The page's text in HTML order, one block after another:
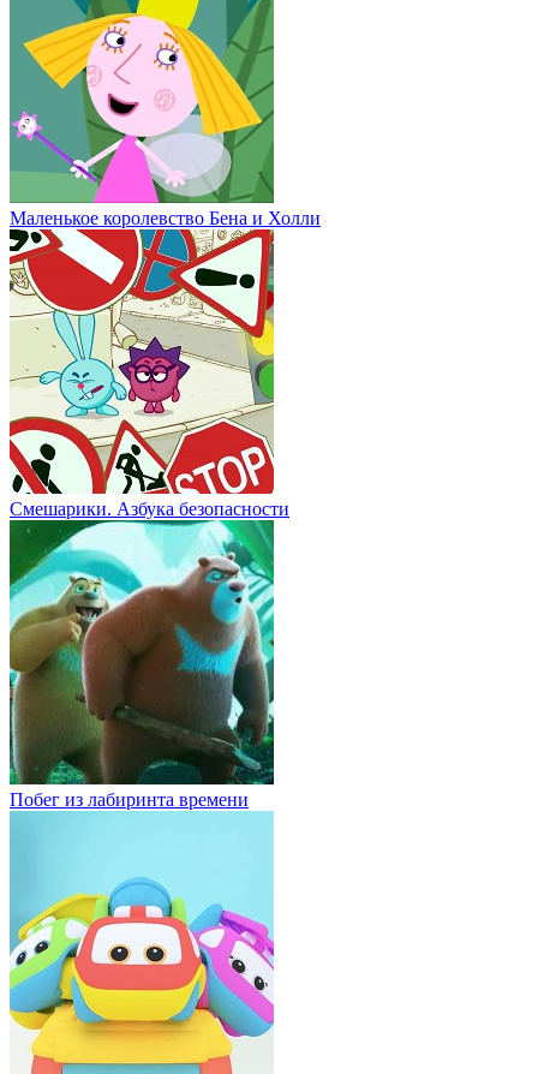
Маленькое королевство Бена и Холли
Смешарики. Азбука безопасности
Побег из лабиринта времени